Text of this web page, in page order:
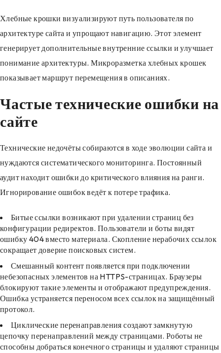
Хлебные крошки визуализируют путь пользователя по
архитектуре сайта и упрощают навигацию. Этот элемент
генерирует дополнительные внутренние ссылки и улучшает
понимание архитектуры. Микроразметка хлебных крошек
показывает маршрут перемещения в описаниях.
Частые технические ошибки на
сайте
Технические недочёты собираются в ходе эволюции сайта и
нуждаются систематического мониторинга. Постоянный
аудит находит ошибки до критического влияния на ранги.
Игнорирование ошибок ведёт к потере трафика.
Битые ссылки возникают при удалении страниц без
конфигурации редиректов. Пользователи и боты видят
ошибку 404 вместо материала. Скопление нерабочих ссылок
сокращает доверие поисковых систем.
Смешанный контент появляется при подключении
небезопасных элементов на HTTPS-страницах. Браузеры
блокируют такие элементы и отображают предупреждения.
Ошибка устраняется переносом всех ссылок на защищённый
протокол.
Циклические перенаправления создают замкнутую
цепочку перенаправлений между страницами. Роботы не
способны добраться конечного страницы и удаляют страницы